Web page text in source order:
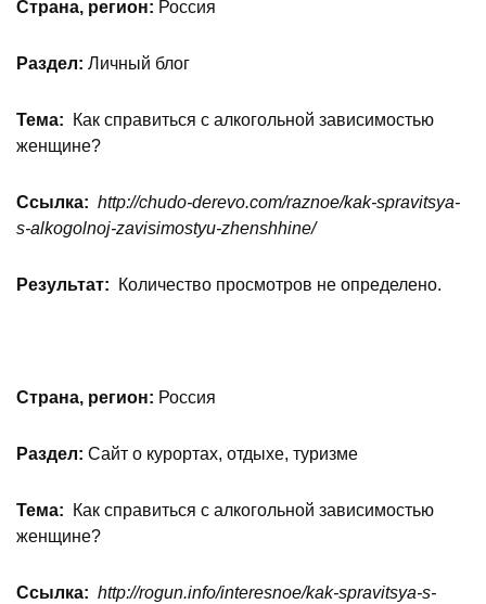
Страна, регион: Россия
Раздел: Личный блог
Тема: Как справиться с алкогольной зависимостью
женщине?
Ссылка: http://chudo-derevo.com/raznoe/kak-spravitsya-
s-alkogolnoj-zavisimostyu-zhenshhine/
Результат: Количество просмотров не определено.
Страна, регион: Россия
Раздел: Сайт о курортах, отдыхе, туризме
Тема: Как справиться с алкогольной зависимостью
женщине?
Ссылка: http://rogun.info/interesnoe/kak-spravitsya-s-